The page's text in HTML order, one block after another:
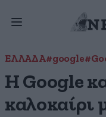
ΕΛΛΑΔΑ#google
H Google
καλοκαίρι